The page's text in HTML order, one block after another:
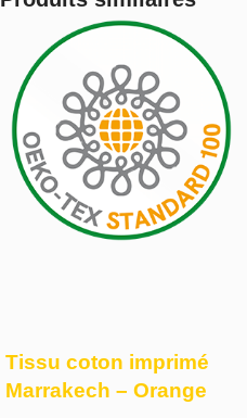
Tissu coton imprimé
Marrakech – Orange